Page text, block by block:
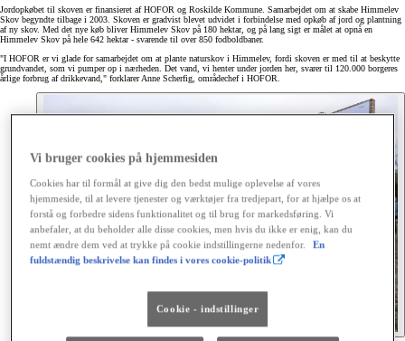
Jordopkøbet til skoven er finansieret af HOFOR og Roskilde Kommune. Samarbejdet om at skabe Himmelev
Skov begyndte tilbage i 2003. Skoven er gradvist blevet udvidet i forbindelse med opkøb af jord og plantning
af ny skov. Med det nye køb bliver Himmelev Skov på 180 hektar, og på lang sigt er målet at opnå en
Himmelev Skov på hele 642 hektar - svarende til over 850 fodboldbaner.
"I HOFOR er vi glade for samarbejdet om at plante naturskov i Himmelev, fordi skoven er med til at beskytte
grundvandet, som vi pumper op i nærheden. Det vand, vi henter under jorden her, svarer til 120.000 borgeres
årlige forbrug af drikkevand," forklarer Anne Scherfig, områdechef i HOFOR.
Vi bruger cookies på hjemmesiden
Cookies har til formål at give dig den bedst mulige oplevelse af vores
hjemmeside, til at levere tjenester og værktøjer fra tredjepart, for at hjælpe os at
forstå og forbedre sidens funktionalitet og til brug for markedsføring. Vi
anbefaler, at du beholder alle disse cookies, men hvis du ikke er enig, kan du
nemt ændre dem ved at trykke på cookie indstillingerne nedenfor.
En
fuldstændig beskrivelse kan findes i vores cookie-politik
Cookie - indstillinger